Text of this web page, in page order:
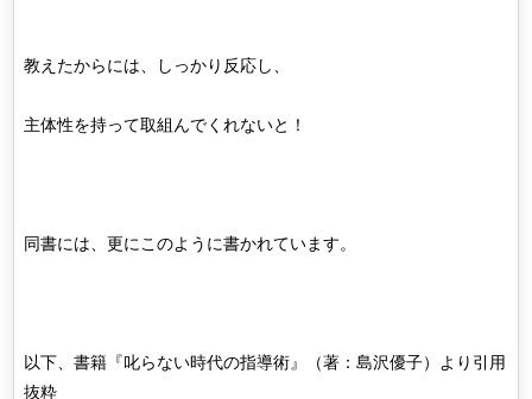
教えたからには、しっかり反応し、
主体性を持って取組んでくれないと！
同書には、更にこのように書かれています。
以下、書籍『叱らない時代の指導術』（著：島沢優子）より引用
抜粋